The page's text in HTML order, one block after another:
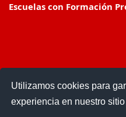
Utilizamos cookies para
experiencia en nuestro
Escuelas con Formación